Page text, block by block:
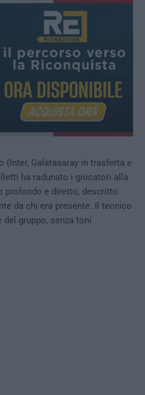
Galatasaray in trasferta e
ha radunato i giocatori alla
profondo e diretto, descritto
da chi era presente. Il tecnico
gruppo, senza toni